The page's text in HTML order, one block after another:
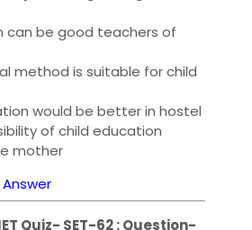
can be good teachers of
method is suitable for child
would be better in hostel
of child education
mother
Quiz- SET-62 : Question-